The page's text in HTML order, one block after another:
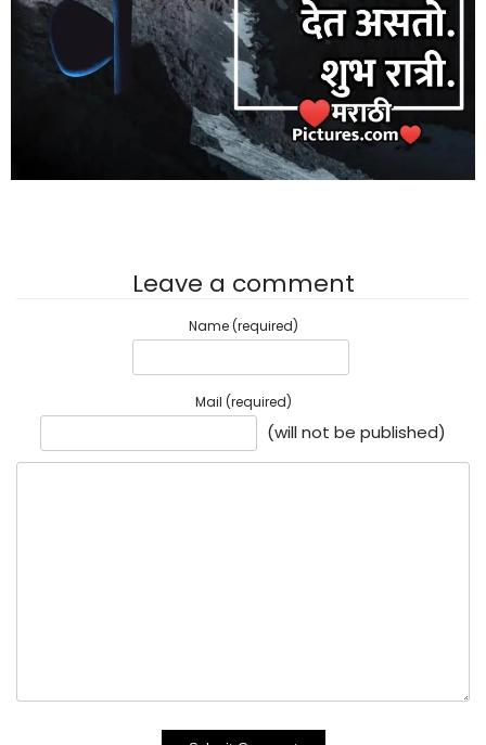
Leave a comment
Name (required)
Mail (required)
(will not be published)